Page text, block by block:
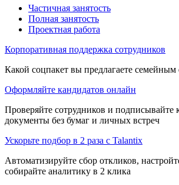
Частичная занятость
Полная занятость
Проектная работа
Корпоративная поддержка сотрудников
Какой соцпакет вы предлагаете семейным
Оформляйте кандидатов онлайн
Проверяйте сотрудников и подписывайте
документы без бумаг и личных встреч
Ускорьте подбор в 2 раза с Talantix
Автоматизируйте сбор откликов,
собирайте аналитику в 2 клика